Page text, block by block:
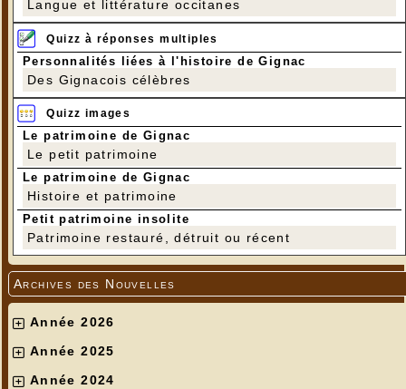
Langue et littérature occitanes
Quizz à réponses multiples
Personnalités liées à l'histoire de Gignac
Des Gignacois célèbres
Quizz images
Le patrimoine de Gignac
Le petit patrimoine
Le patrimoine de Gignac
Histoire et patrimoine
Petit patrimoine insolite
Patrimoine restauré, détruit ou récent
Archives des Nouvelles
Année 2026
Année 2025
Année 2024